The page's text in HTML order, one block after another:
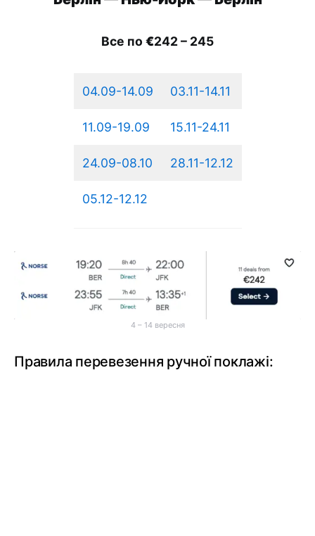
Все по €242 – 245
04.09-14.09 03.11-14.11
11.09-19.09 15.11-24.11
24.09-08.10 28.11-12.12
05.12-12.12
4 – 14 вересня
Правила перевезення ручної поклажі: